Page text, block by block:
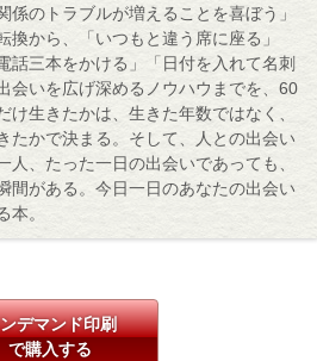
係のトラブルが増えることを喜ぼう」
換から、「いつもと違う席に座る」
話三本をかける」「日付を入れて名刺
会いを広げ深めるノウハウまでを、60
生きたかは、生きた年数ではなく、
たかで決まる。そして、人との出会い
人、たった一日の出会いであっても、
間がある。今日一日のあなたの出会い
本。
デマンド印刷
で購入する